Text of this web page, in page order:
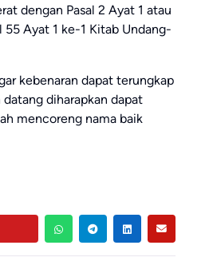
dengan Pasal 2 Ayat 1 atau
55 Ayat 1 ke-1 Kitab Undang-
kebenaran dapat terungkap
diharapkan dapat
mencoreng nama baik